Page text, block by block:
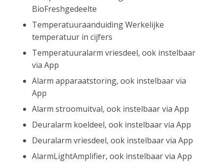
BioFreshgedeelte
Temperatuuraanduiding Werkelijke
temperatuur in cijfers
Temperatuuralarm vriesdeel, ook instelbaar
via App
Alarm apparaatstoring, ook instelbaar via
App
Alarm stroomuitval, ook instelbaar via App
Deuralarm koeldeel, ook instelbaar via App
Deuralarm vriesdeel, ook instelbaar via App
AlarmLightAmplifier, ook instelbaar via App